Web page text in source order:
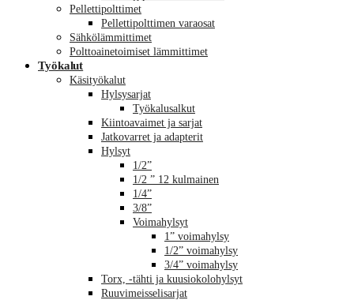
Pellettipolttimet
Pellettipolttimen varaosat
Sähkölämmittimet
Polttoainetoimiset lämmittimet
Työkalut
Käsityökalut
Hylsysarjat
Työkalusalkut
Kiintoavaimet ja sarjat
Jatkovarret ja adapterit
Hylsyt
1/2”
1/2 ” 12 kulmainen
1/4”
3/8”
Voimahylsyt
1” voimahylsy
1/2” voimahylsy
3/4” voimahylsy
Torx, -tähti ja kuusiokolohylsyt
Ruuvimeisselisarjat